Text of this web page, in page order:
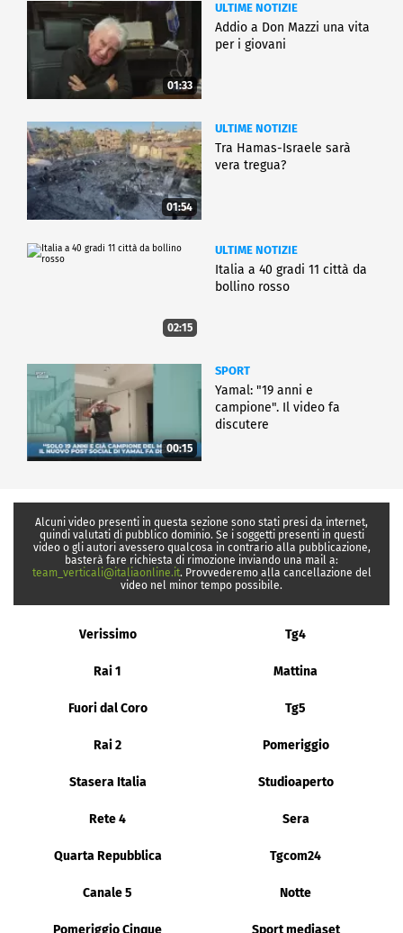
01:33
ULTIME NOTIZIE
Addio a Don Mazzi una vita
per i giovani
01:54
ULTIME NOTIZIE
Tra Hamas-Israele sarà
vera tregua?
02:15
ULTIME NOTIZIE
Italia a 40 gradi 11 città da
bollino rosso
00:15
SPORT
Yamal: "19 anni e
campione". Il video fa
discutere
Alcuni video presenti in questa sezione sono stati presi da internet,
quindi valutati di pubblico dominio. Se i soggetti presenti in questi
video o gli autori avessero qualcosa in contrario alla pubblicazione,
basterà fare richiesta di rimozione inviando una mail a:
team_verticali@italiaonline.it. Provvederemo alla cancellazione del
video nel minor tempo possibile.
Verissimo Tg4
Rai 1 Mattina
Fuori dal Coro Tg5
Rai 2 Pomeriggio
Stasera Italia Studioaperto
Rete 4 Sera
Quarta Repubblica Tgcom24
Canale 5 Notte
Pomeriggio Cinque Sport mediaset